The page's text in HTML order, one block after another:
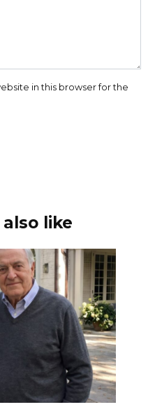
in this browser for the
like